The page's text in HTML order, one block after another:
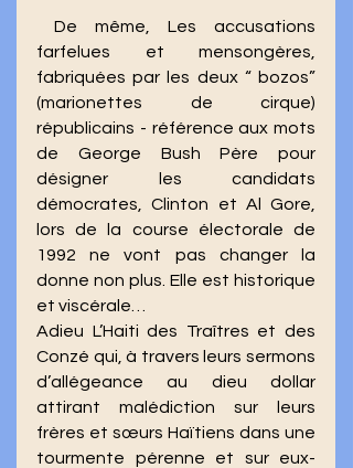
farfelues et mensongères,
fabriquées par les deux “ bozos”
(marionettes de cirque)
républicains - référence aux mots
de George Bush Père pour
désigner les candidats
démocrates, Clinton et Al Gore,
lors de la course électorale de
1992 ne vont pas changer la
donne non plus. Elle est historique
et viscérale…
Adieu L’Haiti des Traîtres et des
Conzé qui, à travers leurs sermons
d’allégeance au dieu dollar
attirant malédiction sur leurs
frères et sœurs Haïtiens dans une
tourmente pérenne et sur eux-